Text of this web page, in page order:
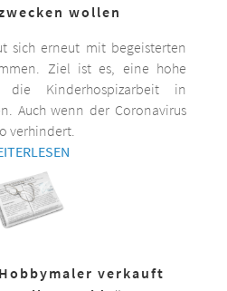
wollen
sich erneut mit begeisterten
Ziel ist es, eine hohe
die Kinderhospizarbeit in
Auch wenn der Coronavirus
verhindert.
verkauft